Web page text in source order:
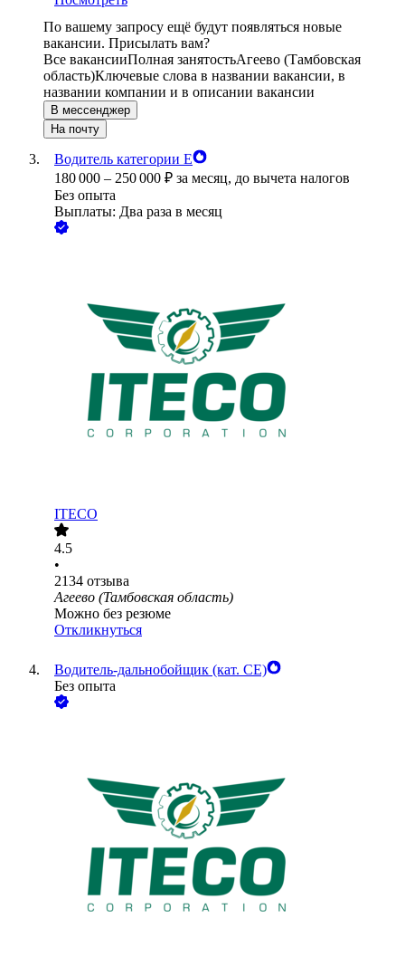
По вашему запросу ещё будут появляться новые
вакансии. Присылать вам?
Все вакансииПолная занятостьАгеево (Тамбовская
область)Ключевые слова в названии вакансии, в
названии компании и в описании вакансии
В мессенджер
На почту
Водитель категории Е
180 000 – 250 000 ₽ за месяц, до вычета налогов
Без опыта
Выплаты: Два раза в месяц
ITECO
4.5
•
2134 отзыва
Агеево (Тамбовская область)
Можно без резюме
Откликнуться
Водитель-дальнобойщик (кат. CE)
Без опыта